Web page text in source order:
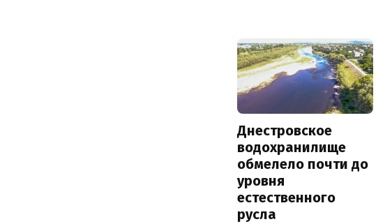
Днестровское
водохранилище
обмелело почти до
уровня
естественного
русла